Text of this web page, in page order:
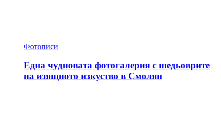
Фотописи
Една чудновата фотогалерия с шедьоврите
на изящното изкуство в Смолян